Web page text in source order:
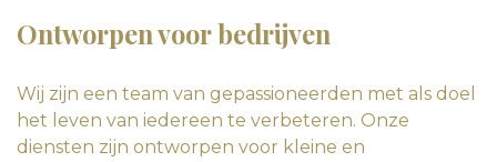
Ontworpen voor bedrijven
Wij zijn een team van gepassioneerden met als doel
het leven van iedereen te verbeteren. Onze
diensten zijn ontworpen voor kleine en